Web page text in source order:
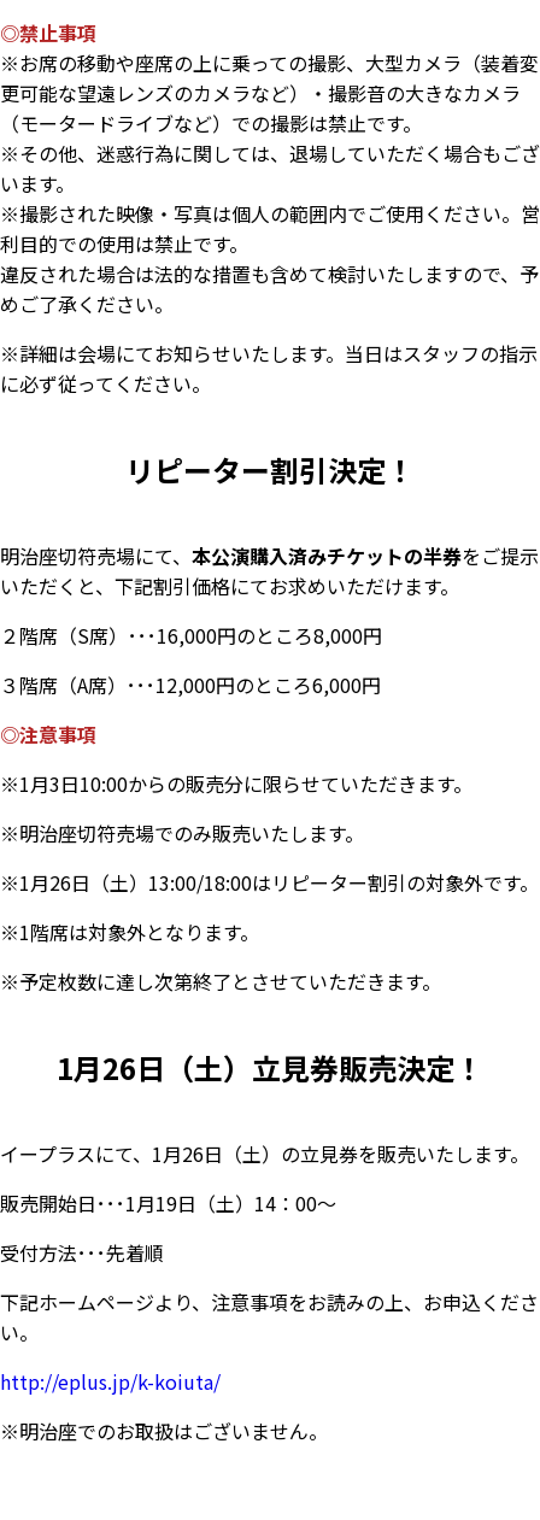
◎禁止事項
※お席の移動や座席の上に乗っての撮影、大型カメラ（装着変
更可能な望遠レンズのカメラなど）・撮影音の大きなカメラ
（モータードライブなど）での撮影は禁止です。
※その他、迷惑行為に関しては、退場していただく場合もござ
います。
※撮影された映像・写真は個人の範囲内でご使用ください。営
利目的での使用は禁止です。
違反された場合は法的な措置も含めて検討いたしますので、予
めご了承ください。
※詳細は会場にてお知らせいたします。当日はスタッフの指示
に必ず従ってください。
リピーター割引決定！
明治座切符売場にて、 本公演購入済みチケットの半券をご提示
いただくと、下記割引価格にてお求めいただけます。
２階席（S席）･･･16,000円のところ8,000円
３階席（A席）･･･12,000円のところ6,000円
◎注意事項
※1月3日10:00からの販売分に限らせていただきます。
※明治座切符売場でのみ販売いたします。
※1月26日（土）13:00/18:00はリピーター割引の対象外です。
※1階席は対象外となります。
※予定枚数に達し次第終了とさせていただきます。
1月26日（土）立見券販売決定！
イープラスにて、1月26日（土）の立見券を販売いたします。
販売開始日･･･1月19日（土）14：00～
受付方法･･･先着順
下記ホームページより、注意事項をお読みの上、お申込くださ
い。
http://eplus.jp/k-koiuta/
※明治座でのお取扱はございません。